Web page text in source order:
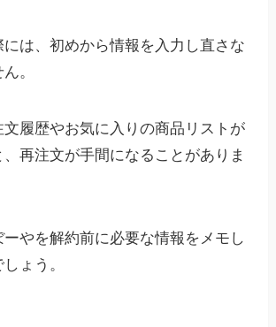
は、初めから情報を入力し直さな
。
文履歴やお気に入りの商品リストが
再注文が手間になることがありま
ーやを解約前に必要な情報をメモし
ょう。